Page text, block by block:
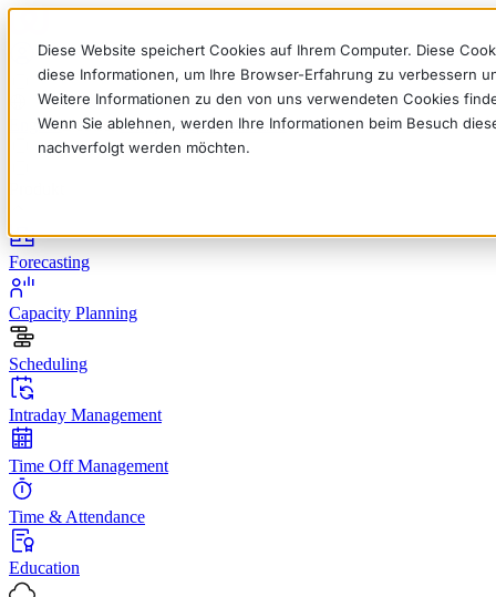
Diese Website speichert Cookies auf Ihrem Computer. Diese
diese Informationen, um Ihre Browser-Erfahrung zu verbessern
Weitere Informationen zu den von uns verwendeten Cookies
Wenn Sie ablehnen, werden Ihre Informationen beim Besuch
nachverfolgt werden möchten.
EnglishDeutschFrançais Español Italiano
Forecasting
Capacity Planning
Scheduling
Intraday Management
Time Off Management
Time & Attendance
Education